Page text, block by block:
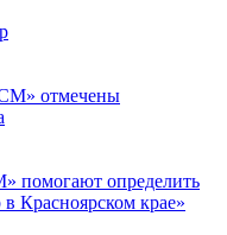
отмечены
помогают определить
Красноярском крае»